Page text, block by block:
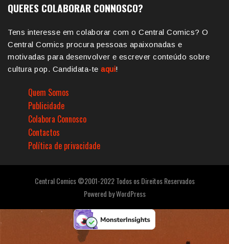
QUERES COLABORAR CONNOSCO?
Tens interesse em colaborar com o Central Comics? O
Central Comics procura pessoas apaixonadas e
motivadas para desenvolver e escrever conteúdo sobre
cultura pop. Candidata-te aqui!
Quem Somos
Publicidade
Colabora Connosco
Contactos
Política de privacidade
Central Comics ©2001-2022 Todos os Direitos Reservados
Powered byWordPress